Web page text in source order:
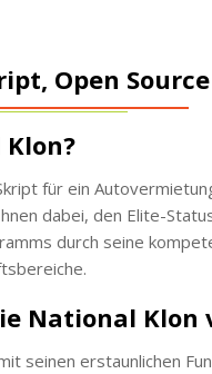
Open Source
für ein
dabei, den Elite-
durch seine
National Klon
seinen erstaunlichen